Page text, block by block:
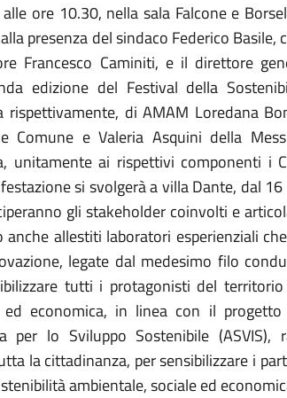
ore 10.30, nella sala Falcone e
presenza del sindaco Federico Basile,
Francesco Caminiti, e il direttore
edizione del Festival della
rispettivamente, di AMAM Loredana
Comune e Valeria Asquini della
unitamente ai rispettivi componenti
si svolgerà a villa Dante, dal
gli stakeholder coinvolti e
anche allestiti laboratori esperienziali
legate dal medesimo filo
tutti i protagonisti del
ed economica, in linea con il
per lo Sviluppo Sostenibile (ASVIS),
la cittadinanza, per sensibilizzare i
ambientale, sociale ed